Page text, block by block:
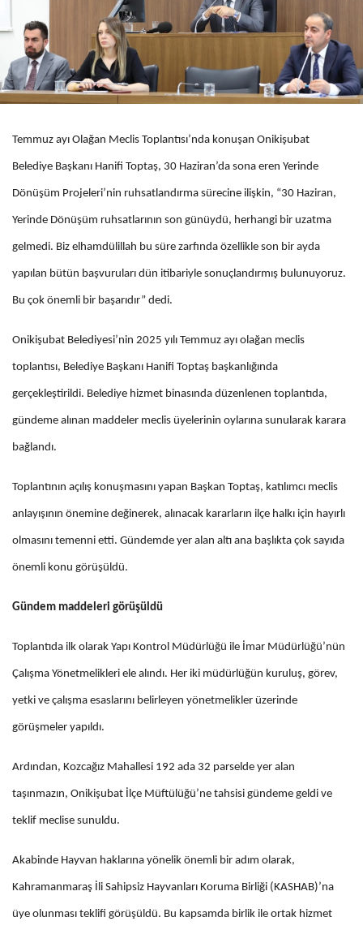
Temmuz ayı Olağan Meclis Toplantısı’nda konuşan Onikişubat
Belediye Başkanı Hanifi Toptaş, 30 Haziran’da sona eren Yerinde
Dönüşüm Projeleri’nin ruhsatlandırma sürecine ilişkin, “30 Haziran,
Yerinde Dönüşüm ruhsatlarının son günüydü, herhangi bir uzatma
gelmedi. Biz elhamdülillah bu süre zarfında özellikle son bir ayda
yapılan bütün başvuruları dün itibariyle sonuçlandırmış bulunuyoruz.
Bu çok önemli bir başarıdır” dedi.
Onikişubat Belediyesi’nin 2025 yılı Temmuz ayı olağan meclis
toplantısı, Belediye Başkanı Hanifi Toptaş başkanlığında
gerçekleştirildi. Belediye hizmet binasında düzenlenen toplantıda,
gündeme alınan maddeler meclis üyelerinin oylarına sunularak karara
bağlandı.
Toplantının açılış konuşmasını yapan Başkan Toptaş, katılımcı meclis
anlayışının önemine değinerek, alınacak kararların ilçe halkı için hayırlı
olmasını temenni etti. Gündemde yer alan altı ana başlıkta çok sayıda
önemli konu görüşüldü.
Gündem maddeleri görüşüldü
Toplantıda ilk olarak Yapı Kontrol Müdürlüğü ile İmar Müdürlüğü’nün
Çalışma Yönetmelikleri ele alındı. Her iki müdürlüğün kuruluş, görev,
yetki ve çalışma esaslarını belirleyen yönetmelikler üzerinde
görüşmeler yapıldı.
Ardından, Kozcağız Mahallesi 192 ada 32 parselde yer alan
taşınmazın, Onikişubat İlçe Müftülüğü’ne tahsisi gündeme geldi ve
teklif meclise sunuldu.
Akabinde Hayvan haklarına yönelik önemli bir adım olarak,
Kahramanmaraş İli Sahipsiz Hayvanları Koruma Birliği (KASHAB)’na
üye olunması teklifi görüşüldü. Bu kapsamda birlik ile ortak hizmet